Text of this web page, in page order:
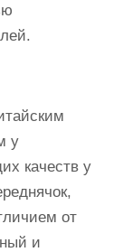
у
качеств у
от
и